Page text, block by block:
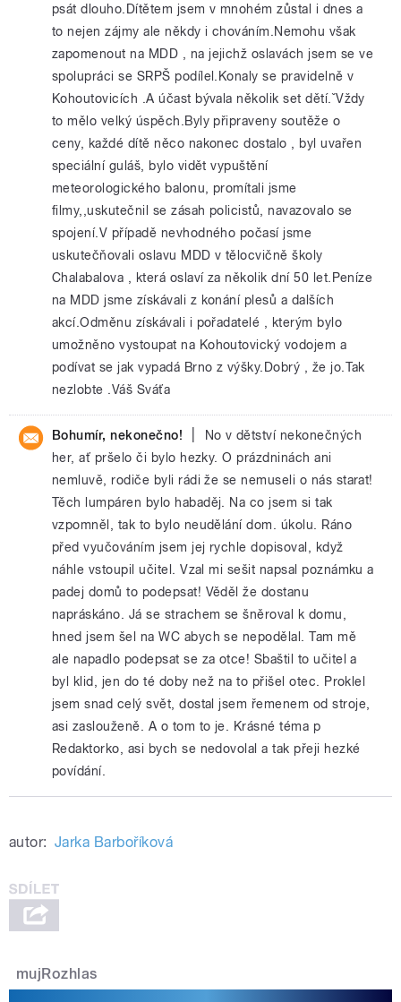
psát dlouho.Dítětem jsem v mnohém zůstal i dnes a
to nejen zájmy ale někdy i chováním.Nemohu však
zapomenout na MDD , na jejichž oslavách jsem se ve
spolupráci se SRPŠ podílel.Konaly se pravidelně v
Kohoutovicích .A účast bývala několik set dětí.ˇVždy
to mělo velký úspěch.Byly připraveny soutěže o
ceny, každé dítě něco nakonec dostalo , byl uvařen
speciální guláš, bylo vidět vypuštění
meteorologického balonu, promítali jsme
filmy,,uskutečnil se zásah policistů, navazovalo se
spojení.V případě nevhodného počasí jsme
uskutečňovali oslavu MDD v tělocvičně školy
Chalabalova , která oslaví za několik dní 50 let.Peníze
na MDD jsme získávali z konání plesů a dalších
akcí.Odměnu získávali i pořadatelé , kterým bylo
umožněno vystoupat na Kohoutovický vodojem a
podívat se jak vypadá Brno z výšky.Dobrý , že jo.Tak
nezlobte .Váš Sváťa
Bohumír, nekonečno!
No v dětství nekonečných
her, ať pršelo či bylo hezky. O prázdninách ani
nemluvě, rodiče byli rádi že se nemuseli o nás starat!
Těch lumpáren bylo habaděj. Na co jsem si tak
vzpomněl, tak to bylo neudělání dom. úkolu. Ráno
před vyučováním jsem jej rychle dopisoval, když
náhle vstoupil učitel. Vzal mi sešit napsal poznámku a
padej domů to podepsat! Věděl že dostanu
napráskáno. Já se strachem se šněroval k domu,
hned jsem šel na WC abych se nepodělal. Tam mě
ale napadlo podepsat se za otce! Sbaštil to učitel a
byl klid, jen do té doby než na to přišel otec. Proklel
jsem snad celý svět, dostal jsem řemenem od stroje,
asi zaslouženě. A o tom to je. Krásné téma p
Redaktorko, asi bych se nedovolal a tak přeji hezké
povídání.
autor: Jarka Barboříková
mujRozhlas